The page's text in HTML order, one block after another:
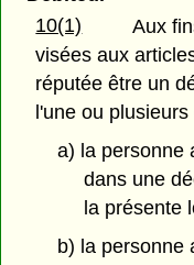
10(1)
Aux
visées aux
réputée être un
l'une ou
a) la personne
dans une
la présente
b) la personne